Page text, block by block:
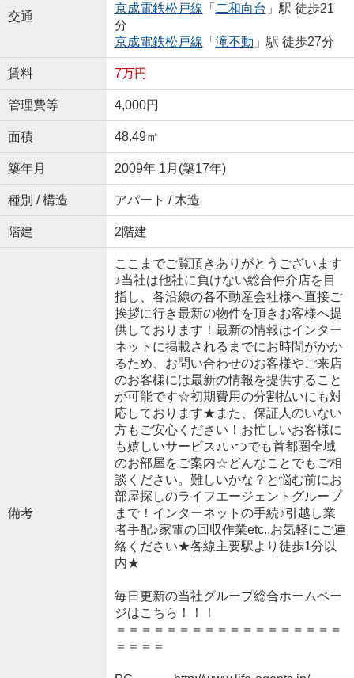
交通
京成電鉄松戸線 「 二和向台 」駅 徒歩21
分
京成電鉄松戸線 「 滝不動 」駅 徒歩27分
賃料 7万円
管理費等 4,000円
面積 48.49㎡
築年月 2009年 1月(築17年)
種別 / 構造 アパート / 木造
階建 2階建
備考
ここまでご覧頂きありがとうございます
♪当社は他社に負けない総合仲介店を目
指し、各沿線の各不動産会社様へ直接ご
挨拶に行き最新の物件を頂きお客様へ提
供しております！最新の情報はインター
ネットに掲載されるまでにお時間がかか
るため、お問い合わせのお客様やご来店
のお客様には最新の情報を提供すること
が可能です☆初期費用の分割払いにも対
応しております★また、保証人のいない
方もご安心ください！お忙しいお客様に
も嬉しいサービス♪いつでも首都圏全域
のお部屋をご案内☆どんなことでもご相
談ください。難しいかな？と悩む前にお
部屋探しのライフエージェントグループ
まで！インターネットの手続♪引越し業
者手配♪家電の回収作業etc..お気軽にご連
絡ください★各線主要駅より徒歩1分以
内★
毎日更新の当社グループ総合ホームペー
ジはこちら！！！
＝＝＝＝＝＝＝＝＝＝＝＝＝＝＝＝＝＝
＝＝＝＝